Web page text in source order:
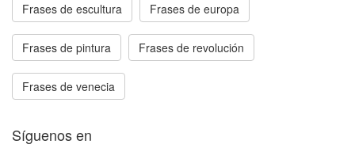
Frases de escultura Frases de europa
Frases de pintura Frases de revolución
Frases de venecia
Síguenos en